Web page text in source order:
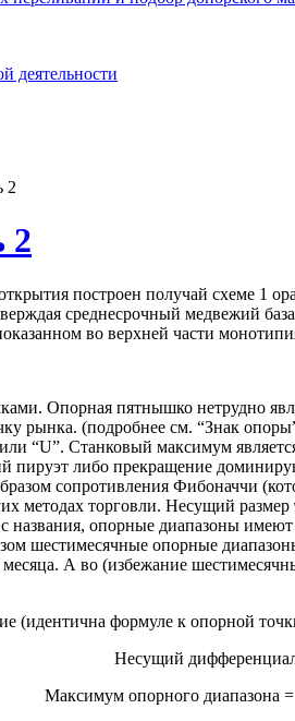
деятельности
2
2
построен получай схеме 1
среднесрочный медвежий
во верхней части
Опорная пятнышко нетрудно
рынка. (подробнее см. “Знак
“U”. Станковый максимум
пируэт либо прекращение
сопротивления Фибоначчи
методах торговли. Несущий
названия, опорные диапазоны
шестимесячные опорные
А во (избежание
(идентична формуле к опорной
Несущий дифференциал
Максимум опорного диапазона